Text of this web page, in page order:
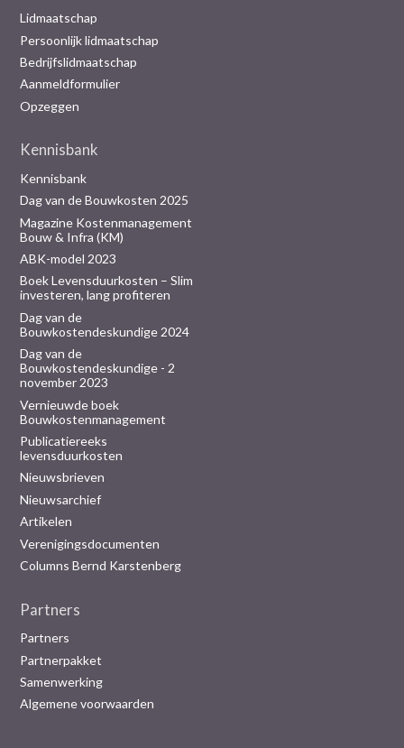
Lidmaatschap
Persoonlijk lidmaatschap
Bedrijfslidmaatschap
Aanmeldformulier
Opzeggen
Kennisbank
Kennisbank
Dag van de Bouwkosten 2025
Magazine Kostenmanagement
Bouw & Infra (KM)
ABK-model 2023
Boek Levensduurkosten – Slim
investeren, lang profiteren
Dag van de
Bouwkostendeskundige 2024
Dag van de
Bouwkostendeskundige - 2
november 2023
Vernieuwde boek
Bouwkostenmanagement
Publicatiereeks
levensduurkosten
Nieuwsbrieven
Nieuwsarchief
Artikelen
Verenigingsdocumenten
Columns Bernd Karstenberg
Partners
Partners
Partnerpakket
Samenwerking
Algemene voorwaarden